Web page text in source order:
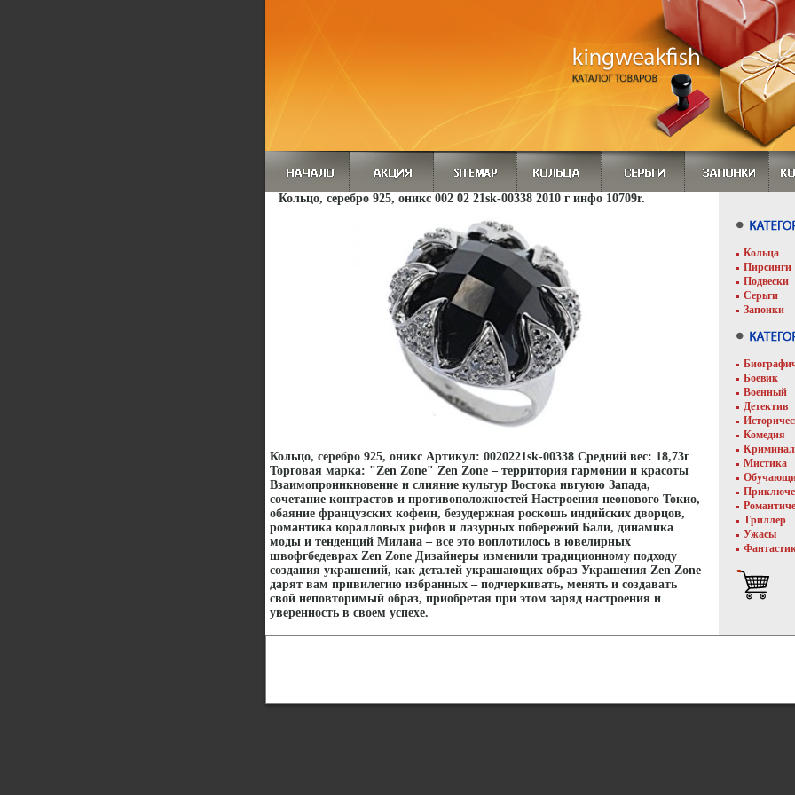
Кольцо, серебро 925, оникс 002 02 21sk-00338 2010 г инфо 10709r.
Кольцо, серебро 925, оникс Артикул: 0020221sk-00338 Средний вес: 18,73г
Торговая марка: "Zen Zone" Zen Zone – территория гармонии и красоты
Взаимопроникновение и слияние культур Востока ивгуюю Запада,
сочетание контрастов и противоположностей Настроения неонового Токио,
обаяние французских кофеин, безудержная роскошь индийских дворцов,
романтика коралловых рифов и лазурных побережий Бали, динамика
моды и тенденций Милана – все это воплотилось в ювелирных
швофгбедеврах Zen Zone Дизайнеры изменили традиционному подходу
создания украшений, как деталей украшающих образ Украшения Zen Zone
дарят вам привилегию избранных – подчеркивать, менять и создавать
свой неповторимый образ, приобретая при этом заряд настроения и
уверенность в своем успехе.
Кольца
Пирсинги
Подвески
Серьги
Запонки
Боевик
Военный
Детектив
Комедия
Мистика
Триллер
Ужасы